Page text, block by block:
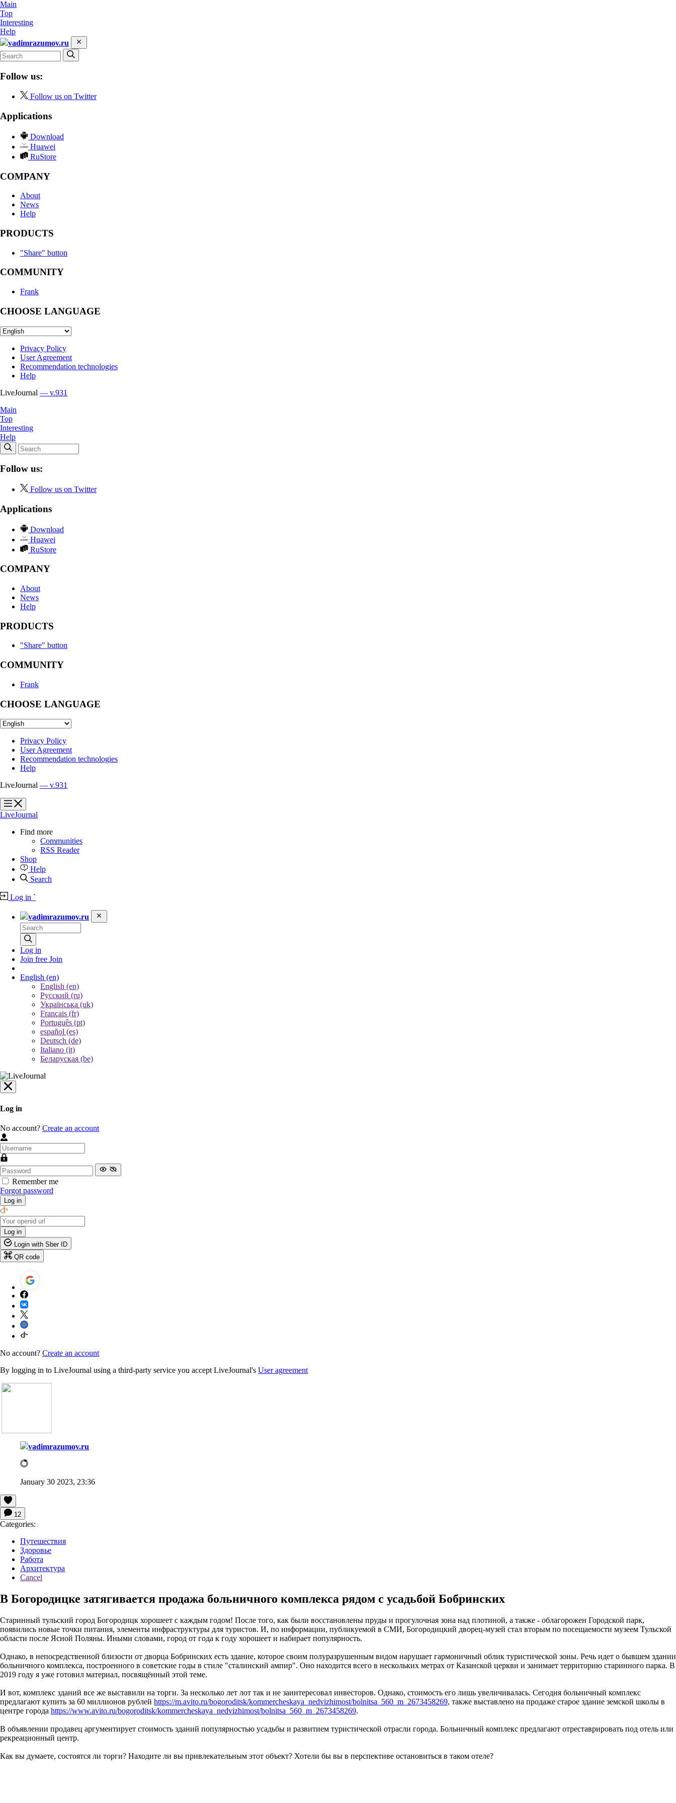
Main
Top
Interesting
Help
vadimrazumov.ru
Follow us:
Follow us on Twitter
Applications
Download
Huawei
RuStore
COMPANY
About
News
Help
PRODUCTS
"Share" button
COMMUNITY
Frank
CHOOSE LANGUAGE
Privacy Policy
User Agreement
Recommendation technologies
Help
LiveJournal — v.931
Main
Top
Interesting
Help
Follow us:
Follow us on Twitter
Applications
Download
Huawei
RuStore
COMPANY
About
News
Help
PRODUCTS
"Share" button
COMMUNITY
Frank
CHOOSE LANGUAGE
Privacy Policy
User Agreement
Recommendation technologies
Help
LiveJournal — v.931
?
?
LiveJournal
Find more
Communities
RSS Reader
Shop
Help
Search
Log in `
vadimrazumov.ru
Log in
Join free Join
English (en)
English (en)
Русский (ru)
Українська (uk)
Français (fr)
Português (pt)
español (es)
Deutsch (de)
Italiano (it)
Беларуская (be)
Log in
No account? Create an account
Remember me
Forgot password
Log in
Log in
Login with Sber ID
QR code
No account? Create an account
By logging in to LiveJournal using a third-party service you accept LiveJournal's User agreement
vadimrazumov.ru
January 30 2023, 23:36
12
Categories:
Путешествия
Здоровье
Работа
Архитектура
Cancel
В Богородицке затягивается продажа больничного комплекса рядом с усадьбой Бобринских
Старинный тульский город Богородицк хорошеет с каждым годом! После того, как были восстановлены пруды и прогулочная зона над плотиной, а также - облагорожен Городской парк,
появились новые точки питания, элементы инфраструктуры для туристов. И, по информации, публикуемой в СМИ, Богородицкий дворец-музей стал вторым по посещаемости музеем Тульской
области после Ясной Поляны. Иными словами, город от года к году хорошеет и набирает популярность.
Однако, в непосредственной близости от дворца Бобринских есть здание, которое своим полуразрушенным видом нарушает гармоничный облик туристической зоны. Речь идет о бывшем здании
больничного комплекса, построенного в советские годы в стиле "сталинский ампир". Оно находится всего в нескольких метрах от Казанской церкви и занимает территорию старинного парка. В
2019 году я уже готовил материал, посвящённый этой теме.
И вот, комплекс зданий все же выставили на торги. За несколько лет лот так и не заинтересовал инвесторов. Однако, стоимость его лишь увеличивалась. Сегодня больничный комплекс
предлагают купить за 60 миллионов рублей https://m.avito.ru/bogoroditsk/kommercheskaya_nedvizhimost/bolnitsa_560_m_2673458269, также выставлено на продаже старое здание земской школы в
центре города https://www.avito.ru/bogoroditsk/kommercheskaya_nedvizhimost/bolnitsa_560_m_2673458269.
В объявлении продавец аргументирует стоимость зданий популярностью усадьбы и развитием туристической отрасли города. Больничный комплекс предлагают отреставрировать под отель или
рекреационный центр.
Как вы думаете, состоятся ли торги? Находите ли вы привлекательным этот объект? Хотели бы вы в перспективе остановиться в таком отеле?